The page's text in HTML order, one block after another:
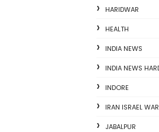
HARIDWAR
HEALTH
INDIA NEWS
INDIA NEWS
INDORE
IRAN ISRAEL WAR
JABALPUR